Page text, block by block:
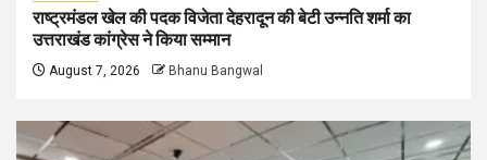
राष्ट्रमंडल खेल की पदक विजेता देहरादून की बेटी उन्नति शर्मा का
उत्तराखंड कांग्रेस ने किया सम्मान
August 7, 2026 Bhanu Bangwal